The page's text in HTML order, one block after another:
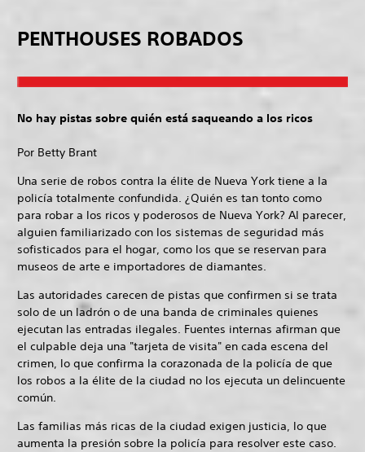
PENTHOUSES ROBADOS
No hay pistas sobre quién está saqueando a los ricos
Por Betty Brant
Una serie de robos contra la élite de Nueva York tiene a la
policía totalmente confundida. ¿Quién es tan tonto como
para robar a los ricos y poderosos de Nueva York? Al parecer,
alguien familiarizado con los sistemas de seguridad más
sofisticados para el hogar, como los que se reservan para
museos de arte e importadores de diamantes.
Las autoridades carecen de pistas que confirmen si se trata
solo de un ladrón o de una banda de criminales quienes
ejecutan las entradas ilegales. Fuentes internas afirman que
el culpable deja una "tarjeta de visita" en cada escena del
crimen, lo que confirma la corazonada de la policía de que
los robos a la élite de la ciudad no los ejecuta un delincuente
común.
Las familias más ricas de la ciudad exigen justicia, lo que
aumenta la presión sobre la policía para resolver este caso.